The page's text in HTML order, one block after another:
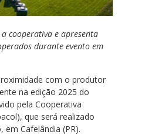
cooperativa e apresenta
durante evento em
com o produtor
na edição 2025 do
pela Cooperativa
que será realizado
Cafelândia (PR).